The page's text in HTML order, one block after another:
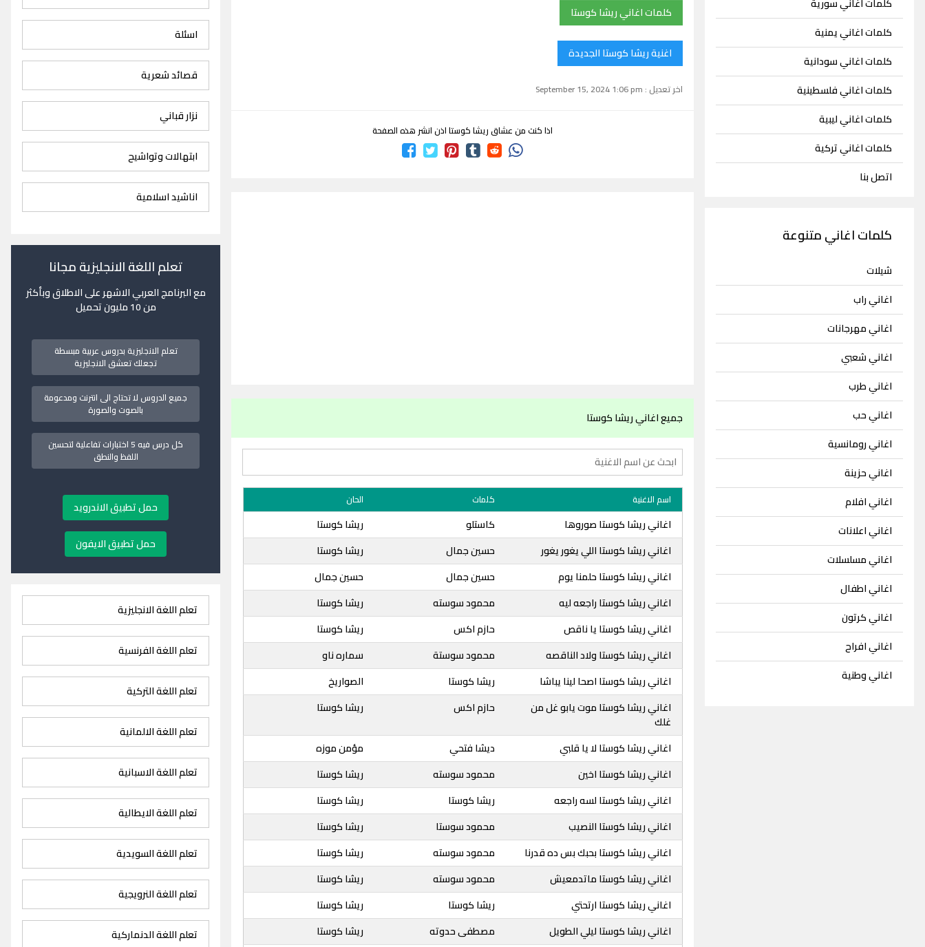
كلمات اغاني يمنية
كلمات اغاني سودانية
كلمات اغاني فلسطينية
كلمات اغاني ليبية
كلمات اغاني تركية
اتصل بنا
كلمات اغاني متنوعة
شيلات
اغاني راب
اغاني مهرجانات
اغاني شعبي
اغاني طرب
اغاني حب
اغاني رومانسية
اغاني حزينة
اغاني افلام
اغاني اعلانات
اغاني مسلسلات
اغاني اطفال
اغاني كرتون
اغاني افراح
اغاني وطنية
كلمات اغاني ريشا كوستا
اغنية ريشا كوستا الجديدة
اخر تعديل : September 15, 2024 1:06 pm
اذا كنت من عشاق ريشا كوستا اذن انشر هذه الصفحة
جميع اغاني ريشا كوستا
اسم الاغنية كلمات الحان
اغاني ريشا كوستا صوروها كاستلو
ريشا كوستا
اغاني ريشا كوستا اللي يغور يغور
حسين جمال
ريشا كوستا
اغاني ريشا كوستا حلمنا يوم
حسين جمال
حسين جمال
اغاني ريشا كوستا راجعه ليه
محمود سوسته
ريشا كوستا
اغاني ريشا كوستا يا ناقص
حازم اكس
ريشا كوستا
اغاني ريشا كوستا ولاد الناقصه
محمود سوستة
سماره ناو
اغاني ريشا كوستا اصحا لينا يباشا
ريشا كوستا
الصواريخ
اغاني ريشا كوستا موت يابو غل من
غلك
حازم اكس ريشا كوستا
اغاني ريشا كوستا لا يا قلبي ديشا فتحي
مؤمن موزه
اغاني ريشا كوستا اخين
محمود سوسته
ريشا كوستا
اغاني ريشا كوستا لسه راجعه
ريشا كوستا
ريشا كوستا
اغاني ريشا كوستا النصيب
محمود سوستا
ريشا كوستا
اغاني ريشا كوستا بحبك بس ده قدرنا
محمود سوسته
ريشا كوستا
اغاني ريشا كوستا ماتدمعيش
محمود سوسته
ريشا كوستا
اغاني ريشا كوستا ارتحتي
ريشا كوستا
ريشا كوستا
اغاني ريشا كوستا ليلي الطويل
مصطفى حدوته
ريشا كوستا
اسئلة
قصائد شعرية
نزار قباني
ابتهالات وتواشيح
اناشيد اسلامية
تعلم اللغة الانجليزية مجانا
مع البرنامج العربي الاشهر على الاطلاق وبأكثر
من 10 مليون تحميل
تعلم الانجليزية بدروس عربية مبسطة
تجعلك تعشق الانجليزية
جميع الدروس لا تحتاج الى انترنت ومدعومة
بالصوت والصورة
كل درس فيه 5 اختبارات تفاعلية لتحسين
اللفظ والنطق
حمل تطبيق الاندرويد
حمل تطبيق الايفون
تعلم اللغة الانجليزية
تعلم اللغة الفرنسية
تعلم اللغة التركية
تعلم اللغة الالمانية
تعلم اللغة الاسبانية
تعلم اللغة الايطالية
تعلم اللغة السويدية
تعلم اللغة النرويجية
تعلم اللغة الدنماركية